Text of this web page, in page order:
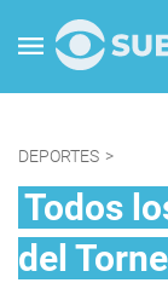
DEPORTES >
Todos
del